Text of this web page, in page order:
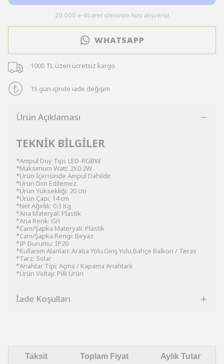
WHATSAPP
1000 TL üzeri ücretsiz kargo
15 gün içinde iade değişim
Ürün Açıklaması
TEKNİK BİLGİLER
*Ampul Duy Tipi: LED-RGBW
*Maksimum Watt: 2X0.2W
*Ürün İçerisinde Ampul Dahildir.
*Ürün Dim Edilemez.
*Ürün Yüksekliği: 20 cm
*Ürün Çapı: 14 cm
*Net Ağırlık: 0.3 Kg
*Ana Materyal: Plastik
*Ana Renk: Gri
*Cam/Şapka Materyali: Plastik
*Cam/Şapka Rengi: Beyaz
*IP Durumu: IP20
*Kullanım Alanları: Araba Yolu.Giriş Yolu.Bahçe Balkon / Teras
*Tarz: Solar
*Anahtar Tipi: Açma / Kapama Anahtarlı
*Ürün Voltajı: Pilli Ürün
İade Koşulları
Taksit Toplam Fiyat Aylık Tutar